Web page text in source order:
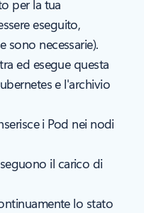
per la tua
eseguito,
sono necessarie).
ed esegue questa
e l'archivio
i Pod nei nodi
il carico di
lo stato